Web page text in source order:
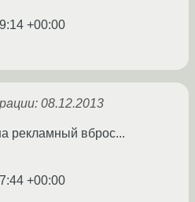
+00:00
08.12.2013
рекламный вброс...
+00:00